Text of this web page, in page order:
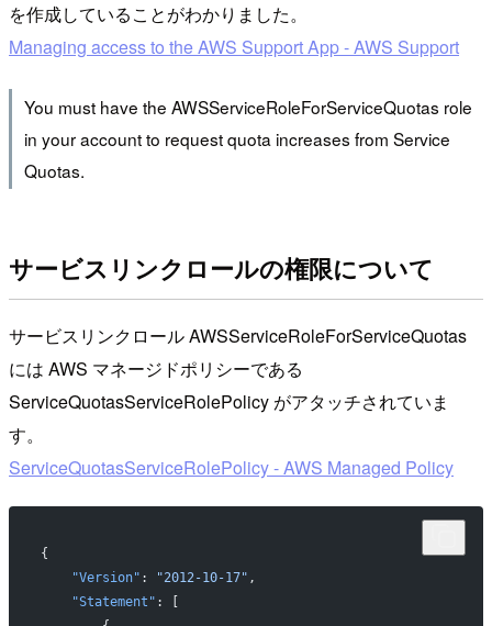
を作成していることがわかりました。
Managing access to the AWS Support App - AWS Support
You must have the AWSServiceRoleForServiceQuotas role
in your account to request quota increases from Service
Quotas.
サービスリンクロールの権限について
サービスリンクロール AWSServiceRoleForServiceQuotas
には AWS マネージドポリシーである
ServiceQuotasServiceRolePolicy がアタッチされていま
す。
ServiceQuotasServiceRolePolicy - AWS Managed Policy
{
    "Version"
: "2012-10-17" ,
    "Statement"
: [